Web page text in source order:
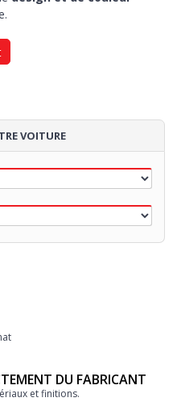
VOITURE
DU FABRICANT
et finitions.